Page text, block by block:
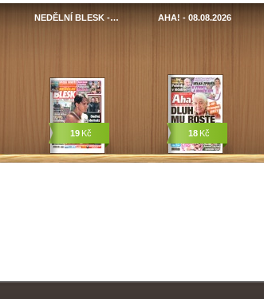
NEDĚLNÍ BLESK -…
19 Kč
AHA! - 08.08.2026
18 Kč